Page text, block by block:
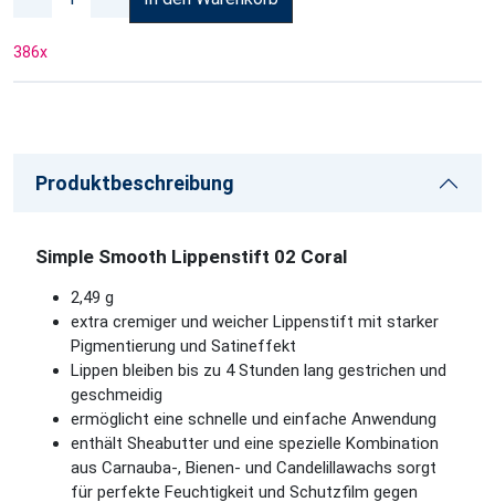
386x
Produktbeschreibung
Simple Smooth Lippenstift 02 Coral
2,49 g
extra cremiger und weicher Lippenstift mit starker
Pigmentierung und Satineffekt
Lippen bleiben bis zu 4 Stunden lang gestrichen und
geschmeidig
ermöglicht eine schnelle und einfache Anwendung
enthält Sheabutter und eine spezielle Kombination
aus Carnauba-, Bienen- und Candelillawachs sorgt
für perfekte Feuchtigkeit und Schutzfilm gegen